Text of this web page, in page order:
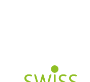
celebridades que